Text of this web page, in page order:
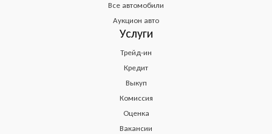
Все автомобили
Аукцион авто
Услуги
Трейд-ин
Кредит
Выкуп
Комиссия
Оценка
Вакансии